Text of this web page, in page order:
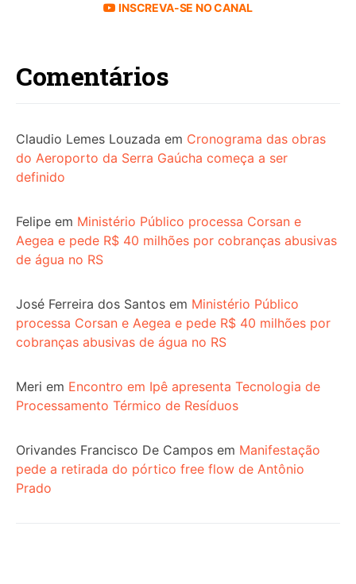
INSCREVA-SE NO CANAL
Comentários
Claudio Lemes Louzada em Cronograma das obras
do Aeroporto da Serra Gaúcha começa a ser
definido
Felipe em Ministério Público processa Corsan e
Aegea e pede R$ 40 milhões por cobranças abusivas
de água no RS
José Ferreira dos Santos em Ministério Público
processa Corsan e Aegea e pede R$ 40 milhões por
cobranças abusivas de água no RS
Meri em Encontro em Ipê apresenta Tecnologia de
Processamento Térmico de Resíduos
Orivandes Francisco De Campos em Manifestação
pede a retirada do pórtico free flow de Antônio
Prado